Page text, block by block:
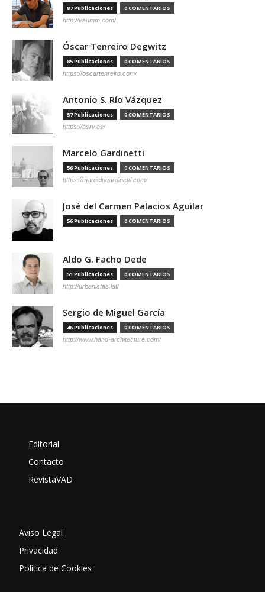
87 Publicaciones 0 COMENTARIOS
http://vaumm.com/
Óscar Tenreiro Degwitz
85 Publicaciones 0 COMENTARIOS
https://oscartenreiro.com/
Antonio S. Río Vázquez
57 Publicaciones 0 COMENTARIOS
https://asrv.es/
Marcelo Gardinetti
56 Publicaciones 0 COMENTARIOS
https://marcelogardinetti.com/
José del Carmen Palacios Aguilar
56 Publicaciones 0 COMENTARIOS
Aldo G. Facho Dede
51 Publicaciones 0 COMENTARIOS
http://urbanistas.lat/
Sergio de Miguel García
46 Publicaciones 0 COMENTARIOS
http://www.hand-architecture.com/
Editorial
Contacto
RevistaVAD
Aviso Legal
Privacidad
Política de Cookies